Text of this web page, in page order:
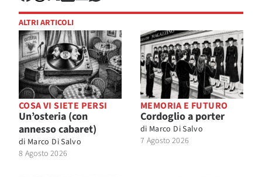
ALTRI ARTICOLI
COSA VI SIETE PERSI
Un’osteria (con
annesso cabaret)
di Marco Di Salvo
8 Agosto 2026
MEMORIA E FUTURO
Cordoglio a porter
di Marco Di Salvo
7 Agosto 2026